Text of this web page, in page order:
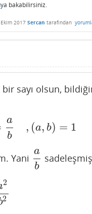
ya bakabilirsiniz.
2017 Sercan tarafından
bir sayı olsun,
a
b
, (a, b) = 1
p =a a ,b)= 1
Yani
a
b
ab
2
2
2